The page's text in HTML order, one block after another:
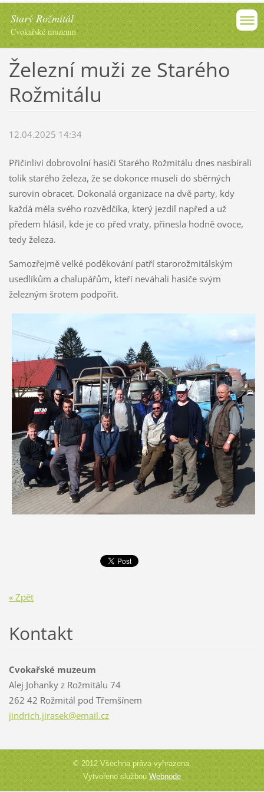
Starý Rožmitál
Cvokařské muzeum
Železní muži ze Starého
Rožmitálu
12.04.2025 14:34
Přičinliví dobrovolní hasiči Starého Rožmitálu dnes nasbírali
tolik starého železa, že se dokonce museli do sběrných
surovin obracet. Dokonalá organizace na dvě party, kdy
každá měla svého rozvědčíka, který jezdil napřed a už
předem hlásil, kde je co před vraty, přinesla hodně ovoce,
tedy železa.
Samozřejmě velké poděkování patří starorožmitálským
usedlíkům a chalupářům, kteří neváhali hasiče svým
železným šrotem podpořit.
« Zpět
Kontakt
Cvokařské muzeum
Alej Johanky z Rožmitálu 74
262 42 Rožmitál pod Třemšínem
jindrich.jirasek@email.cz
© 2012 Všechna práva vyhrazena.
Vytvořeno službouWebnode